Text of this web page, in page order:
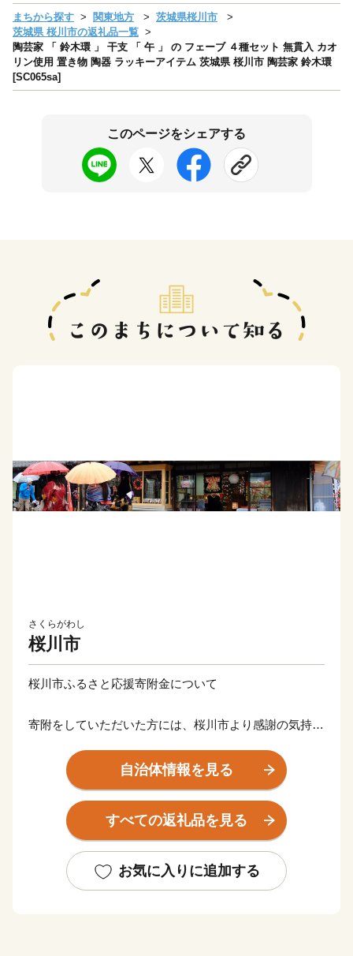
まちから探す 関東地方
茨城県桜川市
茨城県 桜川市の返礼品一覧
陶芸家 「 鈴木環 」 干支 「 午 」 の フェーブ ４種セット 無貫入 カオ
リン使用 置き物 陶器 ラッキーアイテム 茨城県 桜川市 陶芸家 鈴木環
[SC065sa]
このページをシェアする
さくらがわし
桜川市
桜川市ふるさと応援寄附金について
寄附をしていただいた方には、桜川市より感謝の気持ち
※寄附金額によって選択していただける内容が異なりま
すので、下記をご確認ください。
※特典のお届けには1～2ヶ月程度かかることがありま
【ご注意】
※特典の送付は、桜川市外にお住まいの方に限らせてい
自治体情報を見る
すべての返礼品を見る
お気に入りに追加する